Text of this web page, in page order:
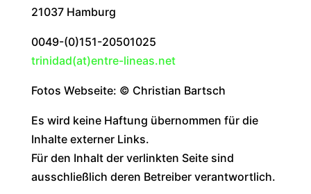
21037 Hamburg
0049-(0)151-20501025
trinidad(at)entre-lineas.net
Fotos Webseite: © Christian Bartsch
Es wird keine Haftung übernommen für die
Inhalte externer Links.
Für den Inhalt der verlinkten Seite sind
ausschließlich deren Betreiber verantwortlich.